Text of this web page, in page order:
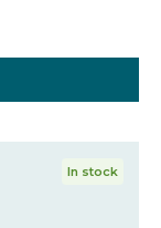
In stock